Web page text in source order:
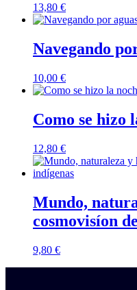
13,80 €
Navegando
10,00 €
Como se hizo
12,80 €
Mundo,
cosmovisíon
9,80 €